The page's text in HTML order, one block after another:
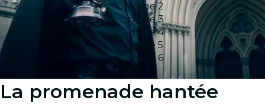
Image 2
Image 3
Image 4
Image 5
Image 6
La promenade hantée